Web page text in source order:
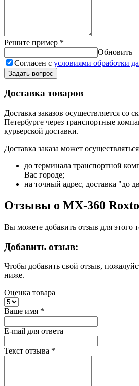
Решите пример *
Обновить
Согласен с условиями обработки
Задать вопрос
Доставка товаров
Доставка заказов осуществляется со
Петербурге через транспортные
курьерской доставки.
Доставка заказа может
до терминала транспортной
Вас городе;
на точный адрес, доставка "до
Отзывы о MX-360
Вы можете добавить отзыв для этого
Добавить отзыв:
Чтобы добавить свой отзыв,
ниже.
Оценка товара
Ваше имя *
E-mail для ответа
Текст отзыва *